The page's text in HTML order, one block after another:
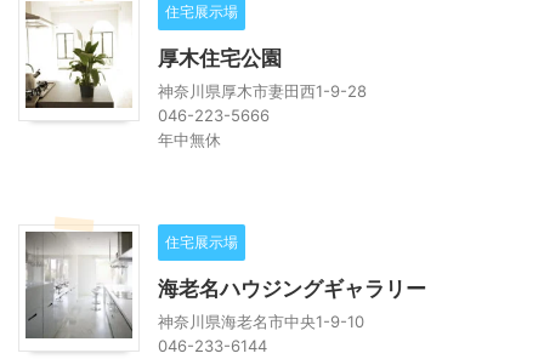
住宅展示場
厚木住宅公園
神奈川県厚木市妻田西1-9-28
046-223-5666
年中無休
住宅展示場
海老名ハウジングギャラリー
神奈川県海老名市中央1-9-10
046-233-6144